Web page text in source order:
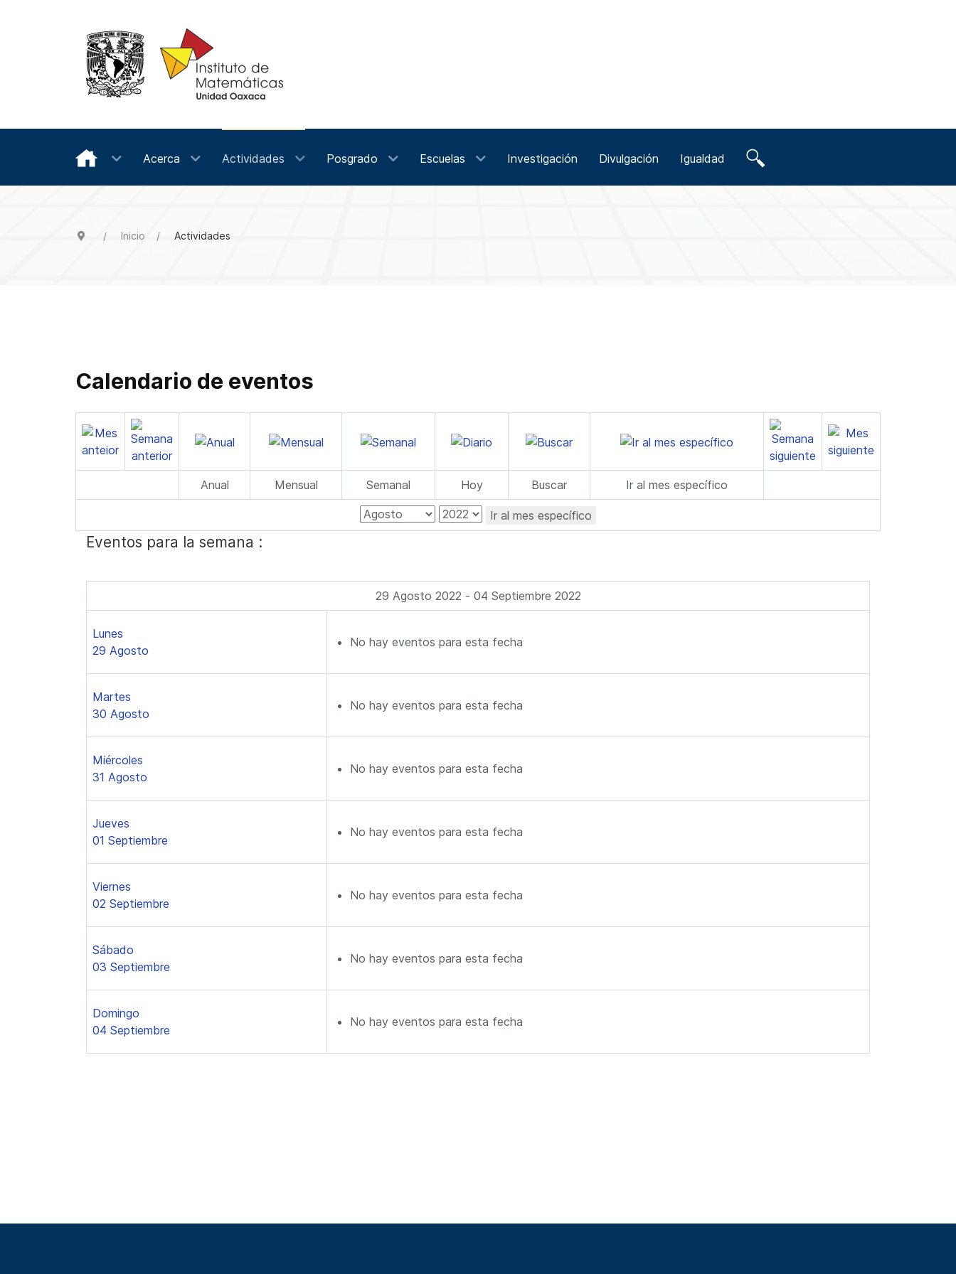
Acerca Actividades Posgrado Escuelas Investigación Divulgación Igualdad
Inicio Actividades
Calendario de eventos
Anual Mensual Semanal Hoy Buscar Ir al mes específico
Ir al mes específico
Eventos para la semana :
29 Agosto 2022 - 04 Septiembre 2022
Lunes
29 Agosto
No hay eventos para esta fecha
Martes
30 Agosto
No hay eventos para esta fecha
Miércoles
31 Agosto
No hay eventos para esta fecha
Jueves
01 Septiembre
No hay eventos para esta fecha
Viernes
02 Septiembre
No hay eventos para esta fecha
Sábado
03 Septiembre
No hay eventos para esta fecha
Domingo
04 Septiembre
No hay eventos para esta fecha